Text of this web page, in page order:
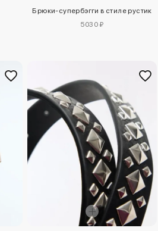
Брюки-супербэгги в стиле рустик
5030 ₽